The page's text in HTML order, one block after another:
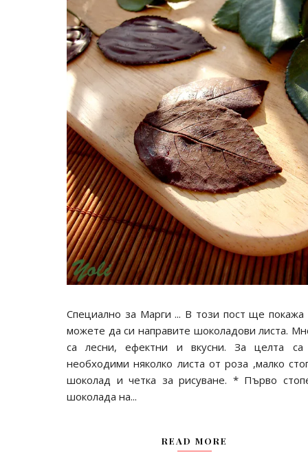
Специално за Марги ... В този пост ще покажа
можете да си направите шоколадови листа.
са лесни, ефектни и вкусни. За целта са
необходими няколко листа от роза ,малко
шоколад и четка за рисуване. * Първо
шоколада на...
READ MORE